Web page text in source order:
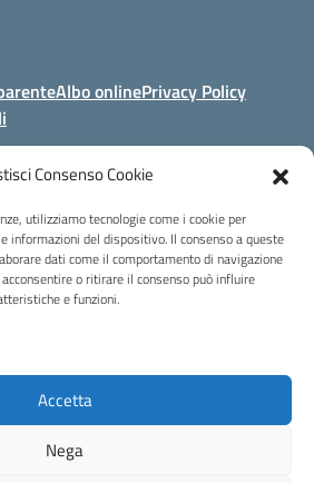
Consenso Cookie
utilizziamo tecnologie come i cookie per
informazioni del dispositivo. Il consenso a queste
dati come il comportamento di navigazione
o ritirare il consenso può influire
e funzioni.
Accetta
Nega
Albo onlinePrivacy Policy
Email:saic8be00q@istruzione.it
(PEC):saic8be00q@pec.istruzione.it
Amministrazioni (IPA): icb_65
specificato, questo articolo è stato rilasciato
Attribuzione 4.0 Italia.